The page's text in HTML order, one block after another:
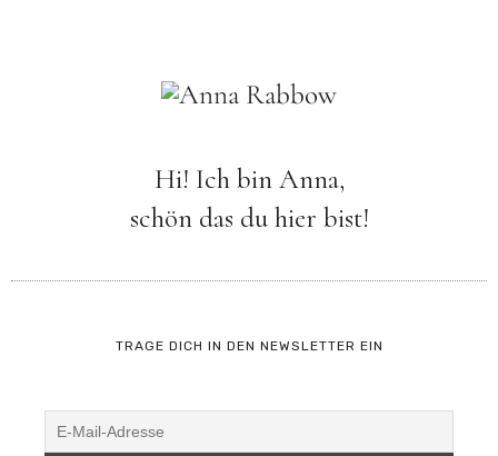
Hi! Ich bin Anna,
schön das du hier bist!
TRAGE DICH IN DEN NEWSLETTER EIN